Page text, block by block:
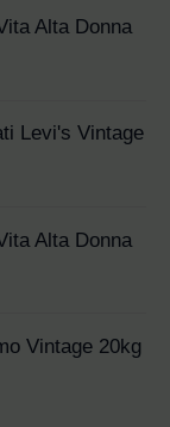
Alta Donna
Levi's Vintage
Alta Donna
Vintage 20kg